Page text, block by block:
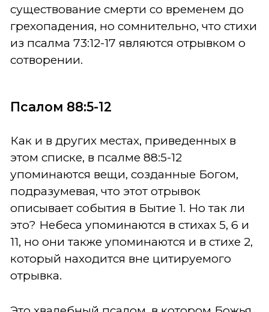
существование смерти со временем до
грехопадения, но сомнительно, что стихи
из псалма 73:12-17 являются отрывком о
сотворении.
Псалом 88:5-12
Как и в других местах, приведенных в
этом списке, в псалме 88:5-12
упоминаются вещи, созданные Богом,
подразумевая, что этот отрывок
описывает события в Бытие 1. Но так ли
это? Небеса упоминаются в стихах 5, 6 и
11, но они также упоминаются и в стихе 2,
который находится вне цитируемого
отрывка.